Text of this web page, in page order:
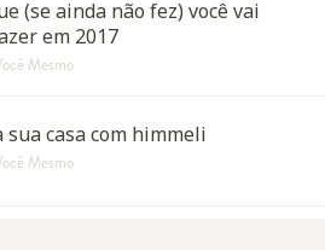
(se ainda não fez) você vai
em 2017
Mesmo
sua casa com himmeli
Mesmo